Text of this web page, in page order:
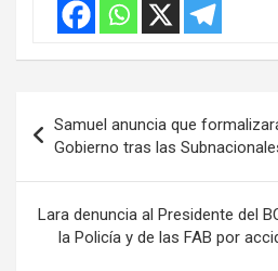
de
entradas
Samuel anuncia que
Gobierno tras las
Lara denuncia al Presidente del
la Policía y de las FAB por